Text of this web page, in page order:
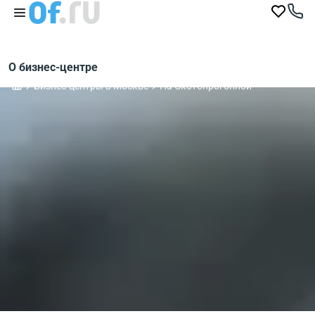
О бизнес-центре
Бизнес-центры в Москве На Скотопрогонной